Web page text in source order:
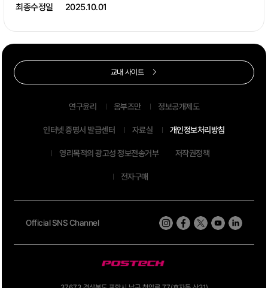
최종수정일 2025.10.01
Official SNS Channel
연구윤리 옴부즈만 정보공개제도
인터넷 증명서 발급센터 자료실 개인정보처리방침
영리목적의 광고성 정보전송거부 저작권정책
전자구매
교내 사이트